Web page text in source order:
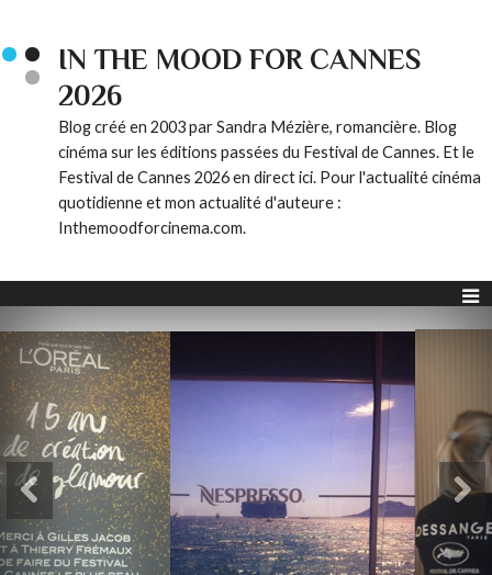
IN THE MOOD FOR CANNES
2026
Blog créé en 2003 par Sandra Mézière, romancière. Blog
cinéma sur les éditions passées du Festival de Cannes. Et le
Festival de Cannes 2026 en direct ici. Pour l'actualité cinéma
quotidienne et mon actualité d'auteure :
Inthemoodforcinema.com.